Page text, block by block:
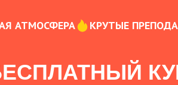
АТМОСФЕРА КРУТЫЕ